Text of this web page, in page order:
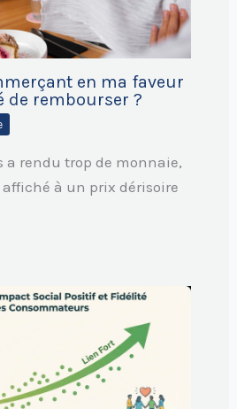
en ma faveur
de rembourser ?
a rendu trop de monnaie,
à un prix dérisoire